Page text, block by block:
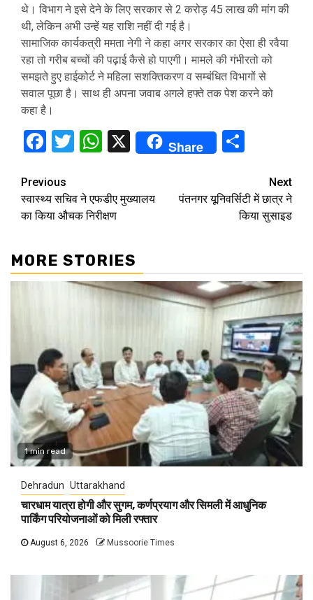
थे। विभाग ने इसे देने के लिए सरकार से 2 करोड़ 45 लाख की मांग की
थी, लेकिन अभी उन्हें यह राशि नहीं दी गई है।
सामाजिक कार्यकत्री ममता नेगी ने कहा अगर सरकार का ऐसा ही रवैया
रहा तो गरीब बच्चों की पढ़ाई कैसे हो पाएगी। मामले की गंभीरतो को
समझते हुए हाईकोर्ट ने महिला सशक्तिकरण व सम्बंधित विभागों से
सवाल पूछा है। साथ ही अपना जवाब अगले हफ्ते तक पेश करने को
कहा है।
Facebook
TwitterWhatsApp
X Share
Continue
Reading
Previous
स्वास्थ्य सचिव ने एफडीए मुख्यालय
का किया औचक निरीक्षण
Next
पंतनगर यूनिवर्सिटी में छात्र ने
किया सुसाइड
MORE STORIES
1 min read
Dehradun Uttarakhand
चारधाम यात्रा होगी और सुगम, कर्णप्रयाग और सिमली में आधुनिक
पार्किंग परियोजनाओं को मिली रफ्तार
August 6, 2026 Mussoorie Times